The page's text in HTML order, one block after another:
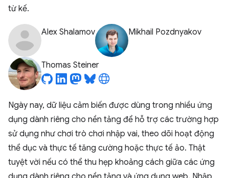
từ kế.
Alex Shalamov Mikhail Pozdnyakov
Thomas Steiner
Ngày nay, dữ liệu cảm biến được dùng trong nhiều ứng
dụng dành riêng cho nền tảng để hỗ trợ các trường hợp
sử dụng như chơi trò chơi nhập vai, theo dõi hoạt động
thể dục và thực tế tăng cường hoặc thực tế ảo. Thật
tuyệt vời nếu có thể thu hẹp khoảng cách giữa các ứng